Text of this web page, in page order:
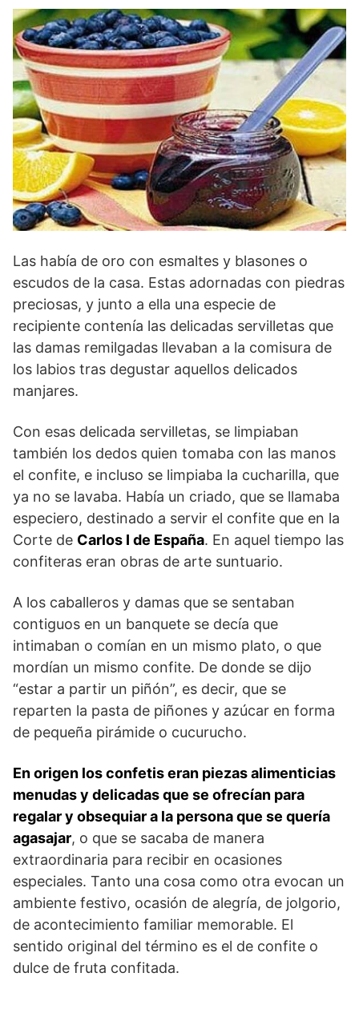
Las había de oro con esmaltes y blasones o
escudos de la casa. Estas adornadas con piedras
preciosas, y junto a ella una especie de
recipiente contenía las delicadas servilletas que
las damas remilgadas llevaban a la comisura de
los labios tras degustar aquellos delicados
manjares.
Con esas delicada servilletas, se limpiaban
también los dedos quien tomaba con las manos
el confite, e incluso se limpiaba la cucharilla, que
ya no se lavaba. Había un criado, que se llamaba
especiero, destinado a servir el confite que en la
Corte de Carlos I de España. En aquel tiempo las
confiteras eran obras de arte suntuario.
A los caballeros y damas que se sentaban
contiguos en un banquete se decía que
intimaban o comían en un mismo plato, o que
mordían un mismo confite. De donde se dijo
“estar a partir un piñón”, es decir, que se
reparten la pasta de piñones y azúcar en forma
de pequeña pirámide o cucurucho.
En origen los confetis eran piezas alimenticias
menudas y delicadas que se ofrecían para
regalar y obsequiar a la persona que se quería
agasajar, o que se sacaba de manera
extraordinaria para recibir en ocasiones
especiales. Tanto una cosa como otra evocan un
ambiente festivo, ocasión de alegría, de jolgorio,
de acontecimiento familiar memorable. El
sentido original del término es el de confite o
dulce de fruta confitada.